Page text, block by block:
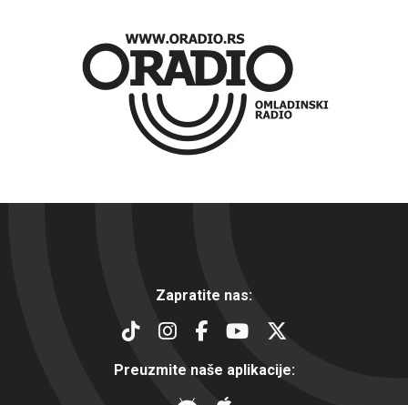
Zapratite nas:
Preuzmite naše aplikacije: